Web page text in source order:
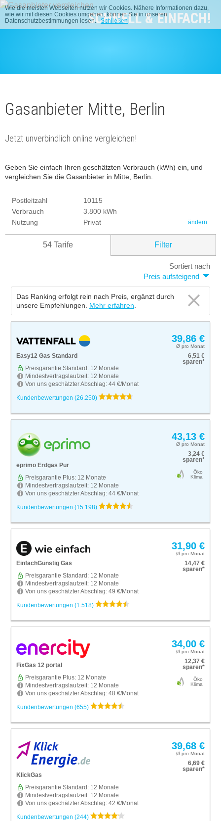
SCHNELL & EINFACH!
Wie die meisten Webseiten nutzen wir Cookies. Nähere Informationen dazu,
wie wir mit diesen Cookies umgehen, können Sie in unseren
Datenschutzbestimmungen lesen.Schließen
Gasanbieter Mitte, Berlin
Jetzt unverbindlich online vergleichen!
Geben Sie einfach Ihren geschätzten Verbrauch (kWh) ein, und
vergleichen Sie die Gasanbieter in Mitte, Berlin.